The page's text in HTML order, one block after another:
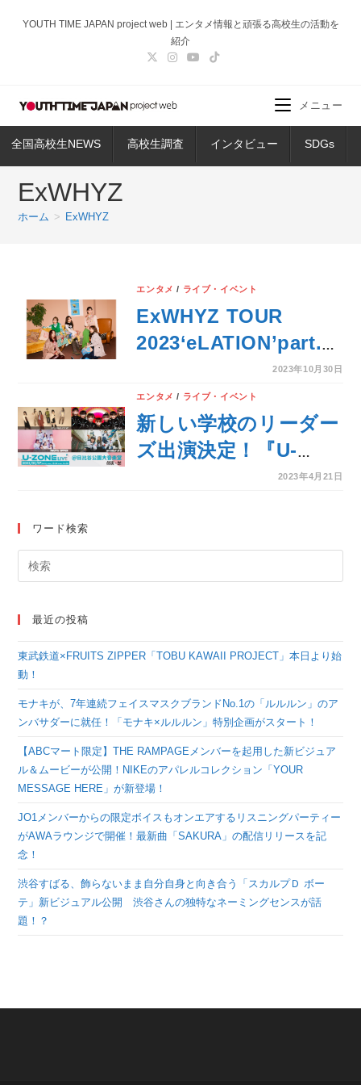
ス
ッ
YOUTH TIME JAPAN project web | エンタメ情報と頑張る高校生の活動を
紹介
全国高校生NEWS 高校生調査 インタビュー SDGs
メニュー
ExWHYZ
ホーム > ExWHYZ
エンタメ / ライブ・イベント
ExWHYZ TOUR
2023‘eLATION’part.3
YEAREND PARTY]開
催決定！ファンクラブ
先行受付中！
2023年10月30日
エンタメ / ライブ・イベント
新しい学校のリーダー
ズ出演決定！『U-
ZONE LIVE』最終ラ
2023年4月21日
ワード検索
最近の投稿
東武鉄道×FRUITS ZIPPER「TOBU KAWAII PROJECT」本日より始
動！
モナキが、7年連続フェイスマスクブランドNo.1の「ルルルン」のア
ンバサダーに就任！「モナキ×ルルルン」特別企画がスタート！
【ABCマート限定】THE RAMPAGEメンバーを起用した新ビジュア
ル＆ムービーが公開！NIKEのアパレルコレクション「YOUR
MESSAGE HERE」が新登場！
JO1メンバーからの限定ボイスもオンエアするリスニングパーティー
がAWAラウンジで開催！最新曲「SAKURA」の配信リリースを記
念！
渋谷すばる、飾らないまま自分自身と向き合う「スカルプＤ ボー
テ」新ビジュアル公開 渋谷さんの独特なネーミングセンスが話
題！？